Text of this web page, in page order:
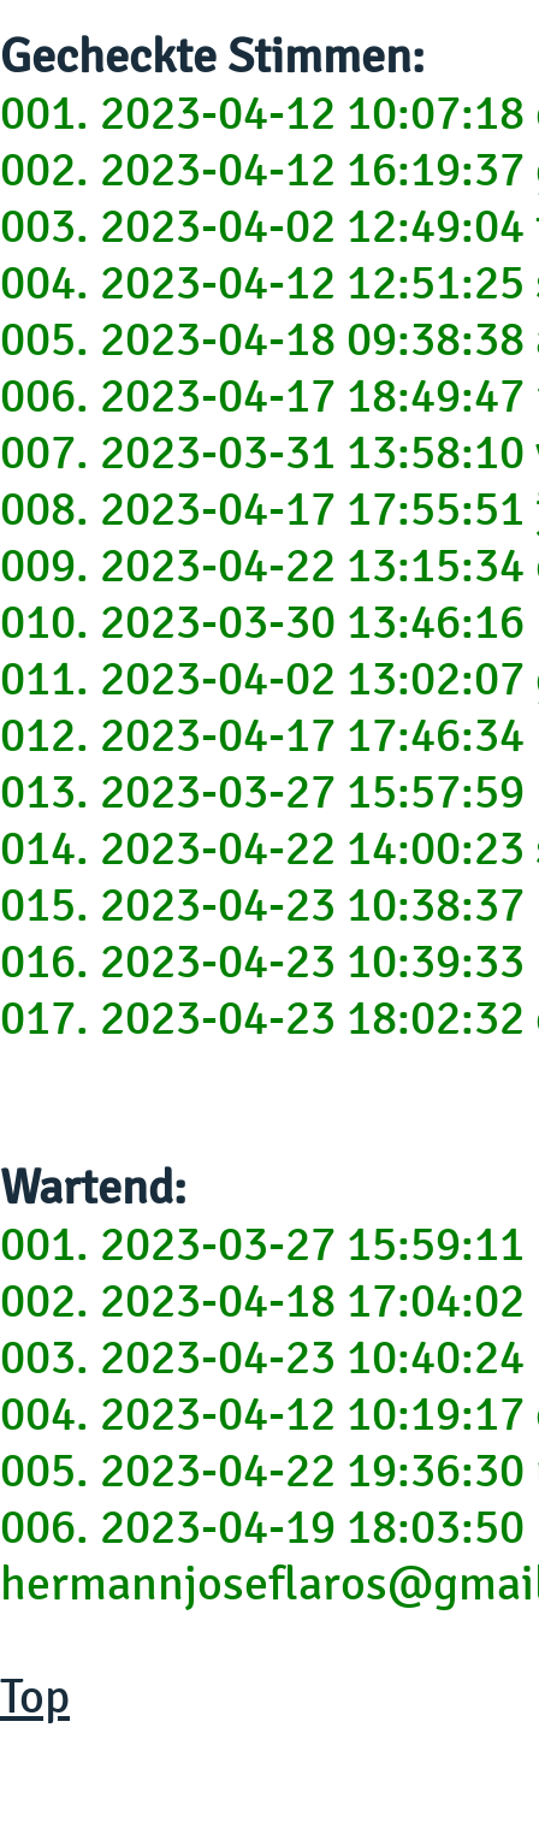
Gecheckte Stimmen:
001. 2023-04-12
002. 2023-04-12
003. 2023-04-02
004. 2023-04-12
005. 2023-04-18
006. 2023-04-17
007. 2023-03-31
008. 2023-04-17
009. 2023-04-22
010. 2023-03-30
011. 2023-04-02
012. 2023-04-17
013. 2023-03-27
014. 2023-04-22
015. 2023-04-23
016. 2023-04-23
017. 2023-04-23
Wartend:
001. 2023-03-27
002. 2023-04-18
003. 2023-04-23
004. 2023-04-12
005. 2023-04-22
006. 2023-04-19 18:03:50
Top